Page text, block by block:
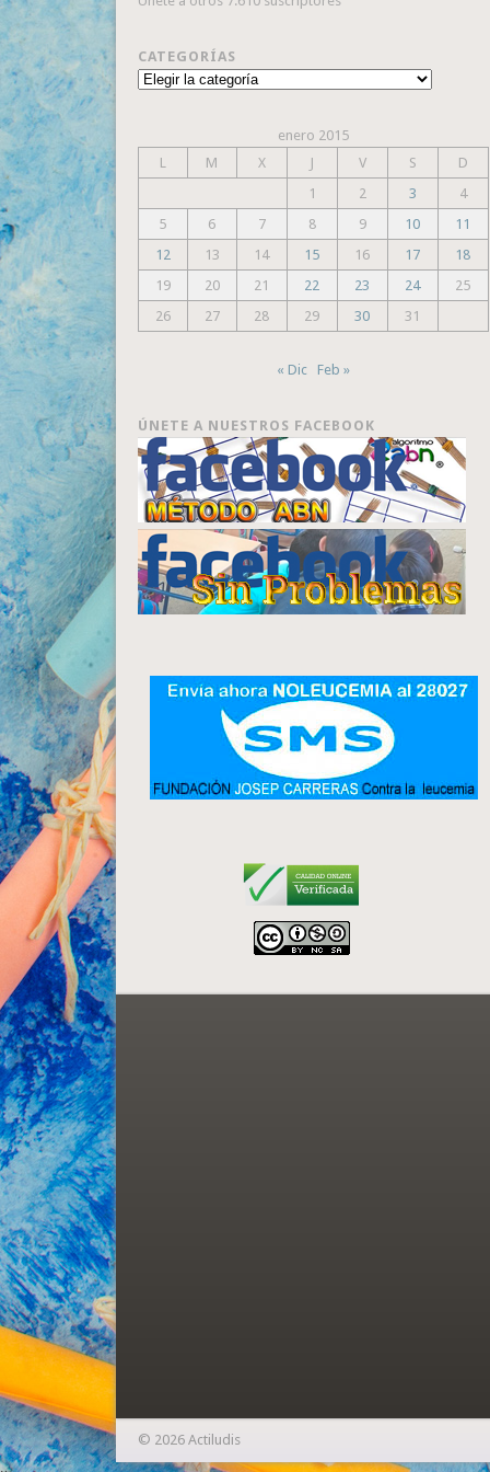
CATEGORÍAS
Categorías
enero 2015
L
M X J V S
D
1
2 3
4
5
6 7 8 9 10
11
12
13 14 15 16 17
18
19
20 21 22 23 24
25
26
27 28 29 30 31
« Dic Feb »
ÚNETE A NUESTROS FACEBOOK
© 2026 Actiludis